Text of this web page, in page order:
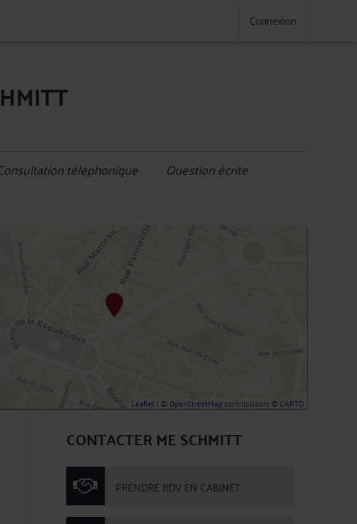
Connexion
téléphonique Question écrite
Leaflet | ©OpenStreetMapcontributeurs ©CARTO
CONTACTER ME SCHMITT
PRENDRE RDV EN CABINET